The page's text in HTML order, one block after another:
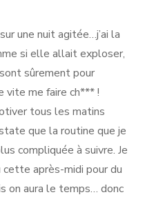
une nuit agitée…j’ai la
si elle allait exploser,
sûrement pour
vite me faire ch*** !
tous les matins
que la routine que je
compliquée à suivre. Je
après-midi pour du
on aura le temps… donc